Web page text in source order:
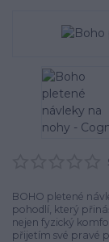
BOHO pletené
pohodlí, který
nejen fyzický
přijetím své pravé